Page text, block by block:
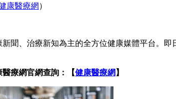
康醫療網 ）
新聞、治療新知為主的全方位健康媒體平台。
療網官網查詢：【健康醫療網 】